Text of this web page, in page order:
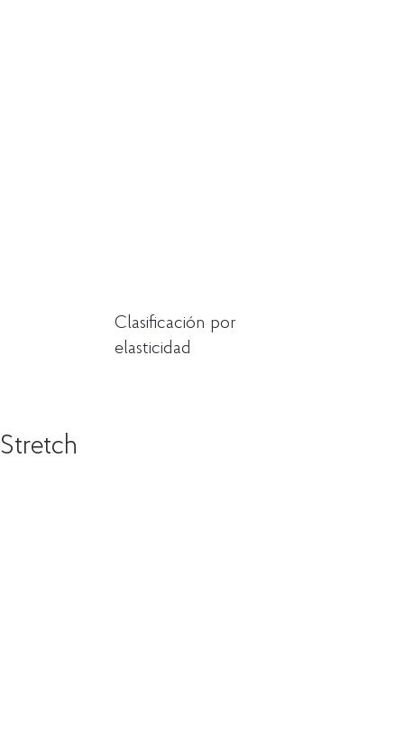
Clasificación por
elasticidad
Stretch